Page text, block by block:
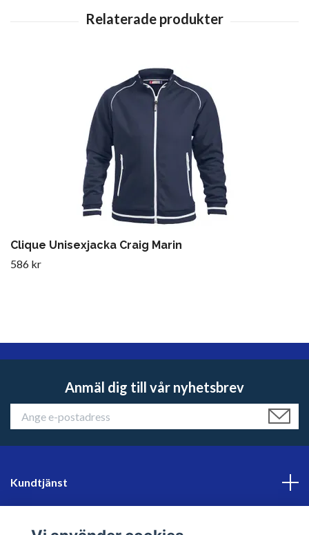
Clique Unisexjacka Craig Marin
586 kr
Anmäl dig till vår nyhetsbrev
Kundtjänst